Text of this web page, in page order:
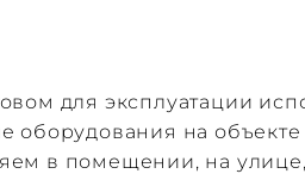
для эксплуатации
на
в помещении, на